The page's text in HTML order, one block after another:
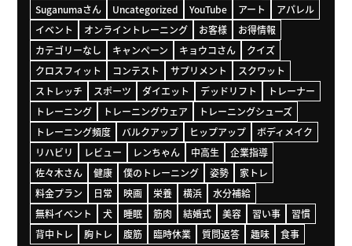
Suganumaさん
Uncategorized YouTube アート
アパレル
イベント
オンライントレーニング お客様
お得情報
カテゴリーなし
キャンペーン キョウコさん
クイズ
クロスフィット
コンテスト サプリメント
スクワット
ストレッチ
スポーツ ダイエット デッドリフト
トレーナー
トレーニング
トレーニングウェア
トレーニングシューズ
トレーニング頻度
バルクアップ ヒップアップ
ボディメイク
リハビリ
レビュー レンちゃん 中高生
企業指導
佐々木さん
健康 僕のトレーニング 姿勢
家トレ
料金プラン
日常 映画 栄養 横浜
水分補給
無料イベント
犬 睡眠 筋肉 結婚式 美容 習い事
習慣
背中トレ
胸トレ 腹筋 臨時休業 質問返答 趣味 食事